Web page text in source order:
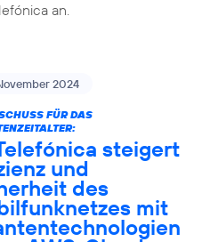
an.
2024
FÜR DAS
steigert
und
des
mit